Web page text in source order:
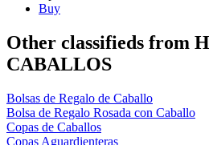
Buy
Other classifieds from
CABALLOS
Bolsas de Regalo de Caballo
Bolsa de Regalo Rosada con Caballo
Copas de Caballos
Copas Aguardienteras